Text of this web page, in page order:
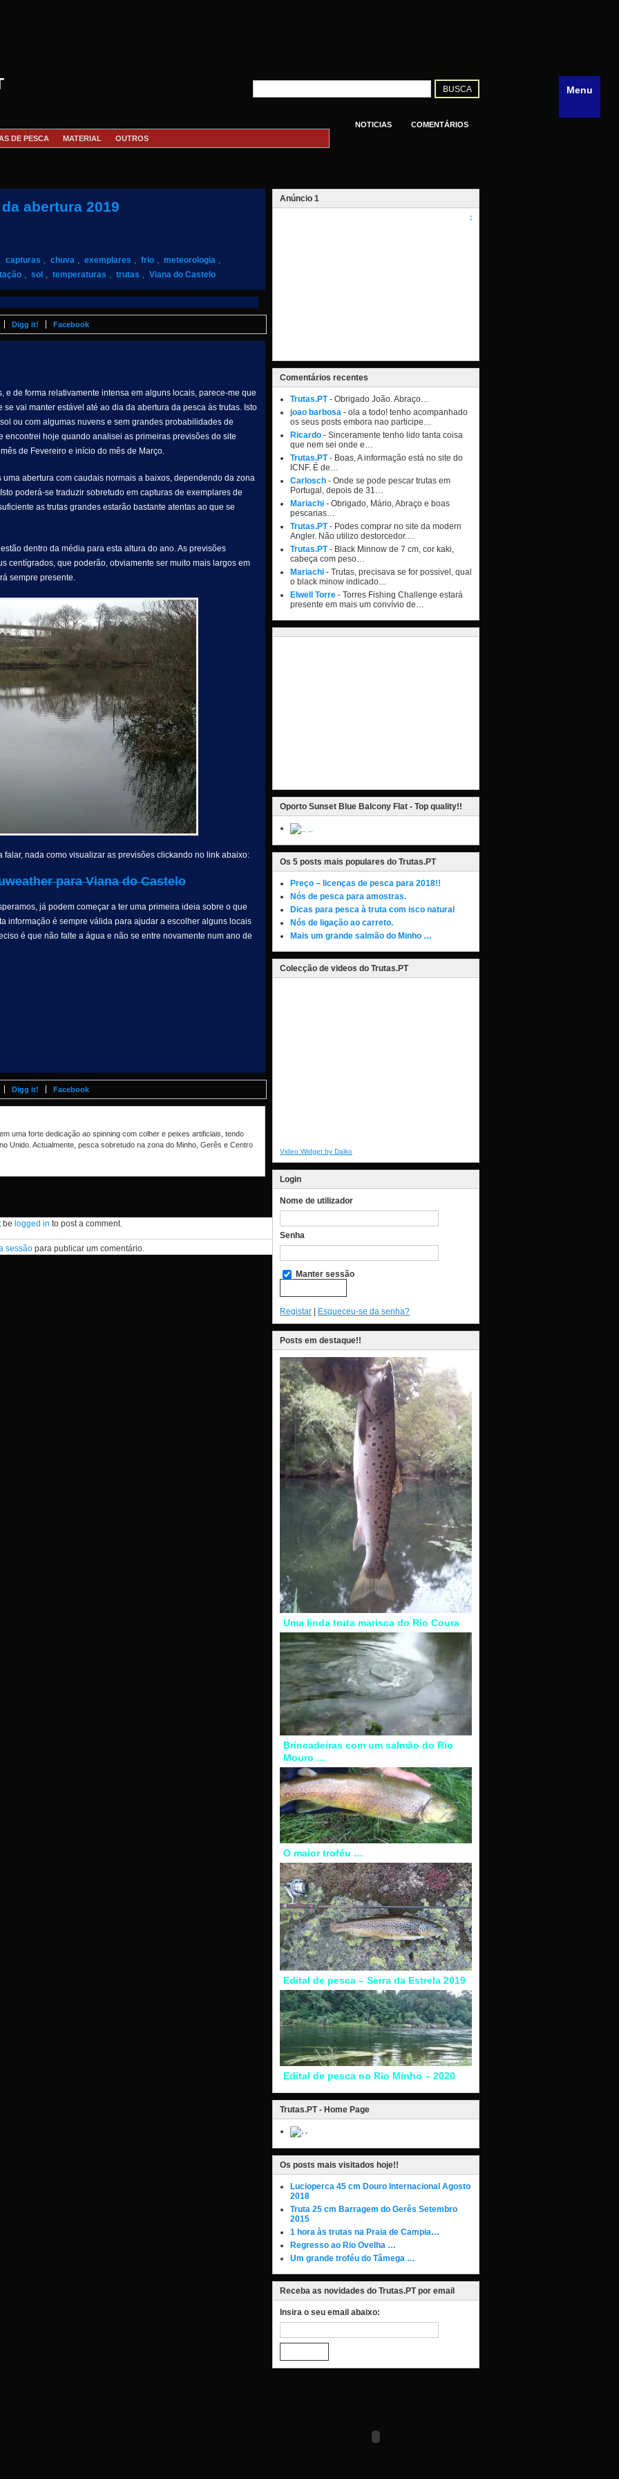
NOTICIAS
COMENTÁRIOS
DE PESCA MATERIAL OUTROS
abertura 2019
, capturas , chuva , exemplares , frio , meteorologia ,
, sol , temperaturas , trutas , Viana do Castelo
Digg it! Facebook
e de forma relativamente intensa em alguns locais, parece-me que
vai manter estável até ao dia da abertura da pesca às trutas. Isto
ou com algumas nuvens e sem grandes probabilidades de
encontrei hoje quando analisei as primeiras previsões do site
de Fevereiro e início do mês de Março.
abertura com caudais normais a baixos, dependendo da zona
poderá-se traduzir sobretudo em capturas de exemplares de
as trutas grandes estarão bastante atentas ao que se
dentro da média para esta altura do ano. As previsões
centígrados, que poderão, obviamente ser muito mais largos em
sempre presente.
falar, nada como visualizar as previsões clickando no link abaixo:
para Viana do Castelo
já podem começar a ter uma primeira ideia sobre o que
informação é sempre válida para ajudar a escolher alguns locais
é que não falte a água e não se entre novamente num ano de
Digg it! Facebook
uma forte dedicação ao spinning com colher e peixes artificiais, tendo
Unido. Actualmente, pesca sobretudo na zona do Minho, Gerês e Centro
be logged in to post a comment.
sessão para publicar um comentário.
Anúncio 1
?
Comentários recentes
Trutas.PT- Obrigado João. Abraço…
joao barbosa - ola a todo! tenho acompanhado
os seus posts embora nao participe…
Ricardo - Sinceramente tenho lido tanta coisa
que nem sei onde e…
Trutas.PT- Boas, A informação está no site do
ICNF. É de…
Carlosch - Onde se pode pescar trutas em
Portugal, depois de 31…
Mariachi - Obrigado, Mário, Abraço e boas
pescarias…
Trutas.PT- Podes comprar no site da modern
Angler. Não utilizo destorcedor.…
Trutas.PT- Black Minnow de 7 cm, cor kaki,
cabeça com peso…
Mariachi - Trutas, precisava se for possivel, qual
o black minow indicado…
Elwell Torre - Torres Fishing Challenge estará
presente em mais um convívio de…
Oporto Sunset Blue Balcony Flat - Top quality!!
Os 5 posts mais populares do Trutas.PT
Preço – licenças de pesca para 2018!!
Nós de pesca para amostras.
Dicas para pesca à truta com isco natural
Nós de ligação ao carreto.
Mais um grande salmão do Minho …
Colecção de videos do Trutas.PT
Video Widget by Daiko
Login
Nome de utilizador
Senha
Manter sessão
Registar | Esqueceu-se da senha?
Posts em destaque!!
Uma linda truta marisca do Rio Coura
Brincadeiras com um salmão do Rio
Mouro …
O maior troféu …
Edital de pesca – Serra da Estrela 2019
Edital de pesca no Rio Minho – 2020
Trutas.PT - Home Page
.
Os posts mais visitados hoje!!
Lucioperca 45 cm Douro Internacional Agosto
2018
Truta 25 cm Barragem do Gerês Setembro
2015
1 hora às trutas na Praia de Campia…
Regresso ao Rio Ovelha …
Um grande troféu do Tâmega …
Receba as novidades do Trutas.PT por email
Insira o seu email abaixo:
Menu